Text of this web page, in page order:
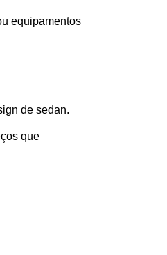
equipamentos
de sedan.
que